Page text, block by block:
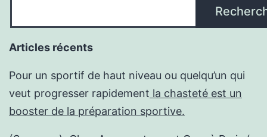
Articles récents
Pour un sportif de haut niveau ou quelqu’un qui
veut progresser rapidement la chasteté est un
booster de la préparation sportive.